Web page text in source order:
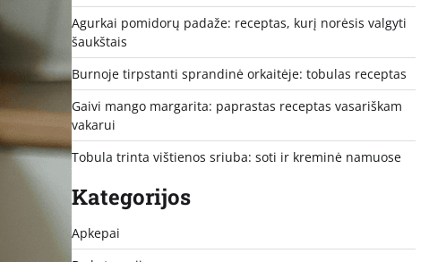
Agurkai pomidorų padaže: receptas, kurį norėsis valgyti
šaukštais
Burnoje tirpstanti sprandinė orkaitėje: tobulas receptas
Gaivi mango margarita: paprastas receptas vasariškam
vakarui
Tobula trinta vištienos sriuba: soti ir kreminė namuose
Kategorijos
Apkepai